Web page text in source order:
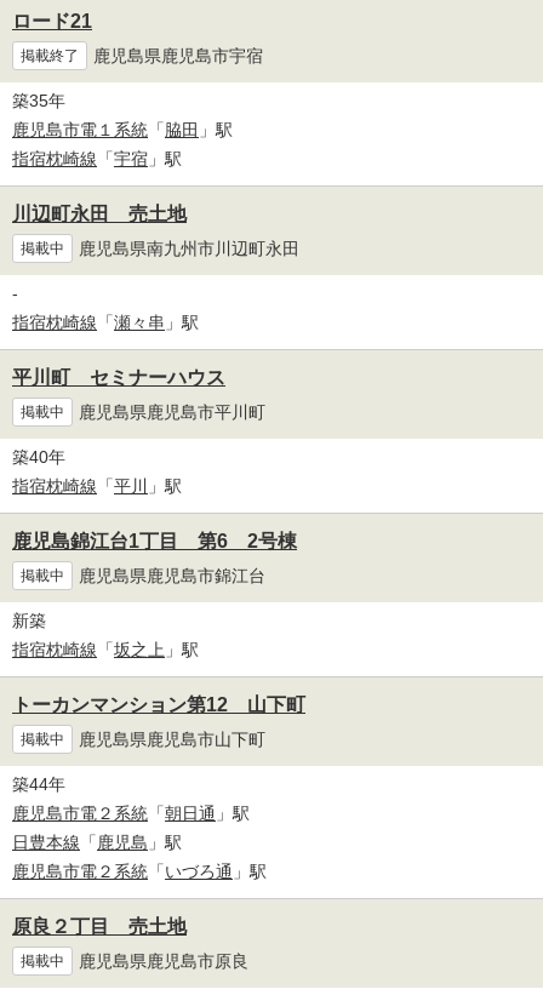
ロード21
掲載終了 鹿児島県鹿児島市宇宿
築35年
鹿児島市電１系統 「脇田 」駅
指宿枕崎線 「宇宿 」駅
川辺町永田 売土地
掲載中 鹿児島県南九州市川辺町永田
-
指宿枕崎線 「瀬々串 」駅
平川町 セミナーハウス
掲載中 鹿児島県鹿児島市平川町
築40年
指宿枕崎線 「平川 」駅
鹿児島錦江台1丁目 第6 2号棟
掲載中 鹿児島県鹿児島市錦江台
新築
指宿枕崎線 「坂之上 」駅
トーカンマンション第12 山下町
掲載中 鹿児島県鹿児島市山下町
築44年
鹿児島市電２系統 「朝日通 」駅
日豊本線 「鹿児島 」駅
鹿児島市電２系統 「いづろ通 」駅
原良２丁目 売土地
掲載中 鹿児島県鹿児島市原良